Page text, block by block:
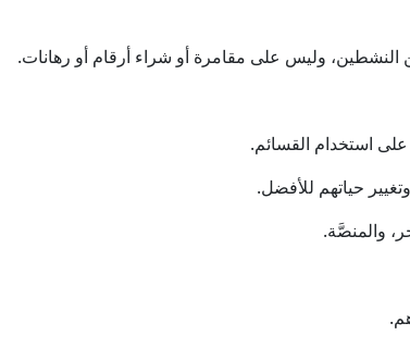
استخدام القسائم.
حياتهم للأفضل.
والمنصَّة.